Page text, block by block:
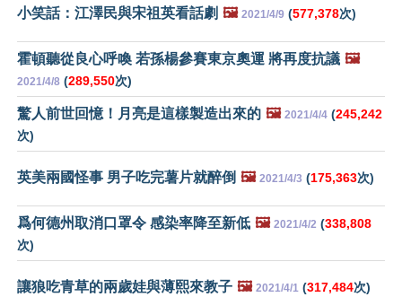
小笑話：江澤民與宋祖英看話劇 🖼️ 2021/4/9 (577,378次)
霍頓聽從良心呼喚 若孫楊參賽東京奧運 將再度抗議 🖼️
2021/4/8 (289,550次)
驚人前世回憶！月亮是這樣製造出來的 🖼️ 2021/4/4 (245,242
次)
英美兩國怪事 男子吃完薯片就醉倒 🖼️ 2021/4/3 (175,363次)
爲何德州取消口罩令 感染率降至新低 🖼️ 2021/4/2 (338,808
次)
讓狼吃青草的兩歲娃與薄熙來教子 🖼️ 2021/4/1 (317,484次)